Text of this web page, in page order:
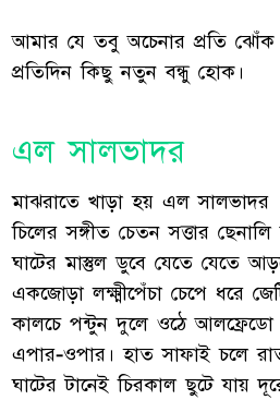
আমার যে তবু অচেনার প্রতি ঝোঁক
প্রতিদিন কিছু নতুন বন্ধু হোক।
এল সালভাদর
মাঝরাতে খাড়া হয় এল সালভাদর
চিলের সঙ্গীত চেতন সত্তার ছেনালি
ঘাটের মাস্তুল ডুবে যেতে যেতে
একজোড়া লক্ষ্মীপেঁচা চেপে ধরে
কালচে পন্টুন দুলে ওঠে
এপার-ওপার। হাত সাফাই চলে
ঘাটের টানেই চিরকাল ছুটে যায়